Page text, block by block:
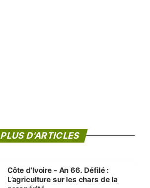
PLUS D'ARTICLES
Côte d’Ivoire - An 66. Défilé :
L’agriculture sur les chars de la